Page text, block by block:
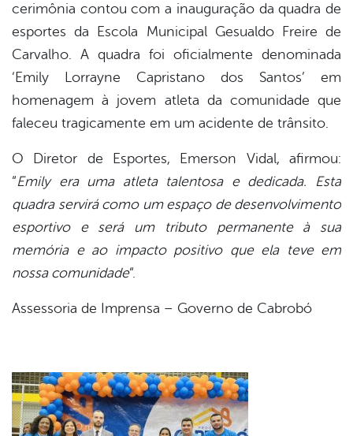
cerimônia contou com a inauguração da quadra de
esportes da Escola Municipal Gesualdo Freire de
Carvalho. A quadra foi oficialmente denominada
‘Emily Lorrayne Capristano dos Santos’ em
homenagem à jovem atleta da comunidade que
faleceu tragicamente em um acidente de trânsito.
O Diretor de Esportes, Emerson Vidal, afirmou:
“Emily era uma atleta talentosa e dedicada. Esta
quadra servirá como um espaço de desenvolvimento
esportivo e será um tributo permanente à sua
memória e ao impacto positivo que ela teve em
nossa comunidade“.
Assessoria de Imprensa – Governo de Cabrobó